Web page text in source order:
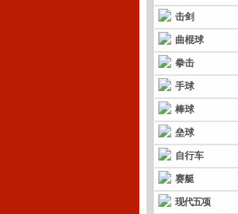
击剑
曲棍球
拳击
手球
棒球
垒球
自行车
赛艇
现代五项